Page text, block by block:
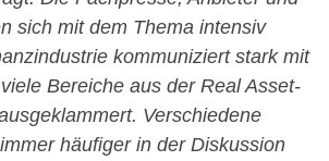
sich mit dem Thema intensiv
kommuniziert stark mit
Bereiche aus der Real Asset-
Verschiedene
häufiger in der Diskussion